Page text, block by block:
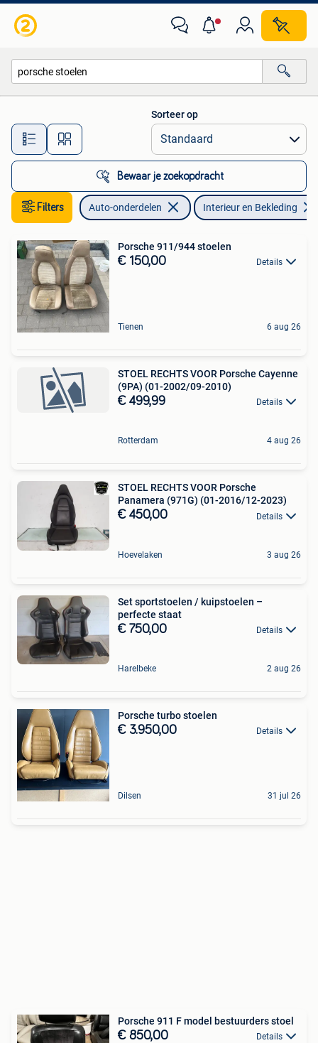
Alle afstanden…
Sorteer op
Bewaar je zoekopdracht
Filters Auto-onderdelen Interieur en Bekleding
Porsche 911/944 stoelen
€ 150,00 Details
Tienen 6 aug 26
STOEL RECHTS VOOR Porsche Cayenne
(9PA) (01-2002/09-2010)
€ 499,99 Details
Rotterdam 4 aug 26
STOEL RECHTS VOOR Porsche
Panamera (971G) (01-2016/12-2023)
€ 450,00 Details
Hoevelaken 3 aug 26
Set sportstoelen / kuipstoelen –
perfecte staat
€ 750,00 Details
Harelbeke 2 aug 26
Porsche turbo stoelen
€ 3.950,00 Details
Dilsen 31 jul 26
Porsche 911 F model bestuurders stoel
€ 850,00 Details